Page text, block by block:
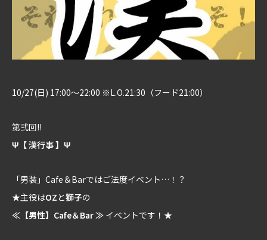
10/27(日) 17:00～22:00 ※L.O.21:30（フード21:00）
第弐回!!
Ψ【 漢行事 】Ψ
「男装」Cafe＆Barではご法度イベント…！？
★主役はOZと獅子の
≪【男性】Cafe＆Bar ≫ イベントです！★